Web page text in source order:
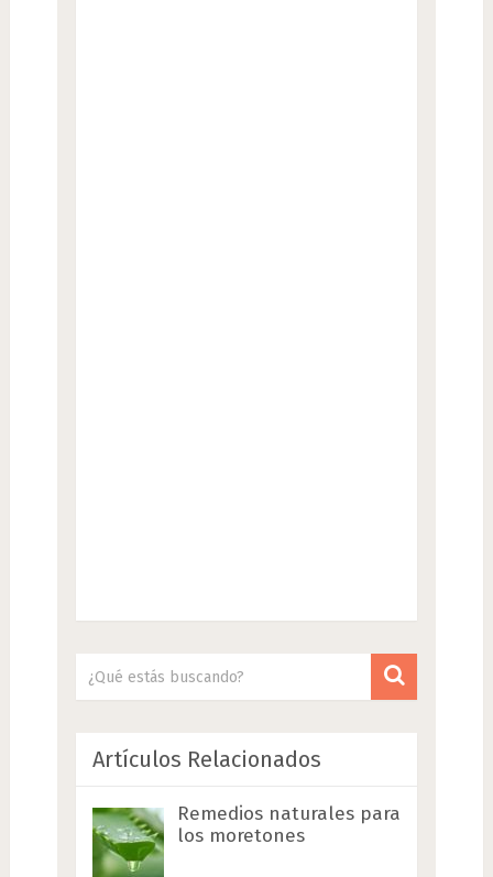
Artículos Relacionados
Remedios naturales para
los moretones